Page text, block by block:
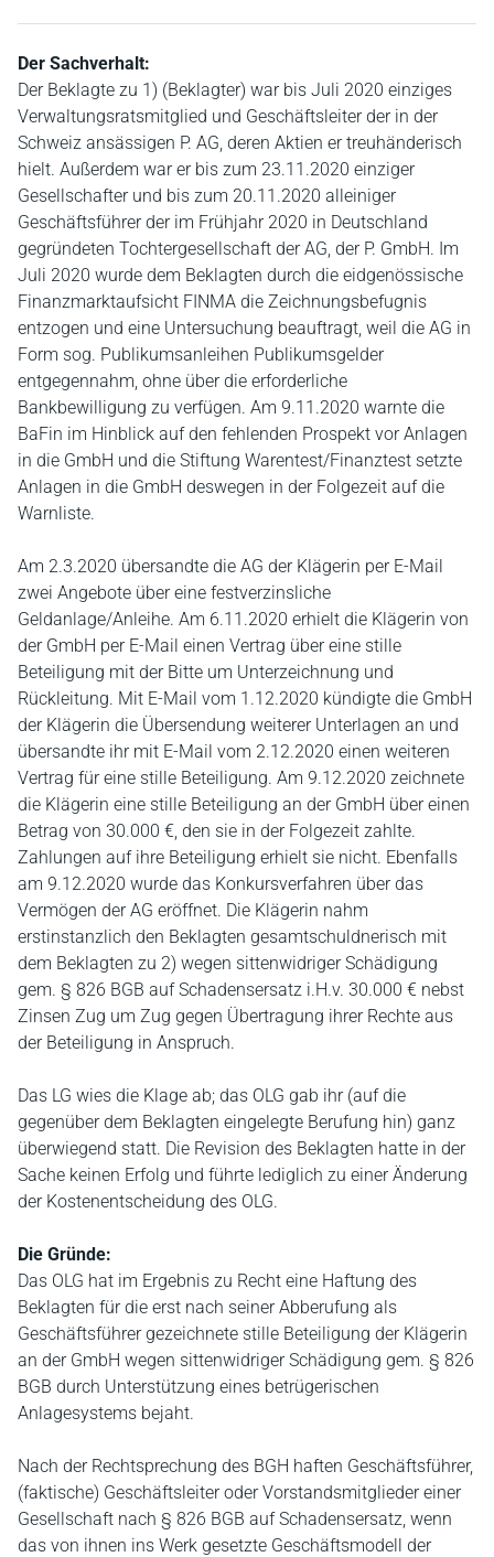
Der Sachverhalt:
Der Beklagte zu 1) (Beklagter) war bis Juli 2020 einziges
Verwaltungsratsmitglied und Geschäftsleiter der in der
Schweiz ansässigen P. AG, deren Aktien er treuhänderisch
hielt. Außerdem war er bis zum 23.11.2020 einziger
Gesellschafter und bis zum 20.11.2020 alleiniger
Geschäftsführer der im Frühjahr 2020 in Deutschland
gegründeten Tochtergesellschaft der AG, der P. GmbH. Im
Juli 2020 wurde dem Beklagten durch die eidgenössische
Finanzmarktaufsicht FINMA die Zeichnungsbefugnis
entzogen und eine Untersuchung beauftragt, weil die AG in
Form sog. Publikumsanleihen Publikumsgelder
entgegennahm, ohne über die erforderliche
Bankbewilligung zu verfügen. Am 9.11.2020 warnte die
BaFin im Hinblick auf den fehlenden Prospekt vor Anlagen
in die GmbH und die Stiftung Warentest/Finanztest setzte
Anlagen in die GmbH deswegen in der Folgezeit auf die
Warnliste.
Am 2.3.2020 übersandte die AG der Klägerin per E-Mail
zwei Angebote über eine festverzinsliche
Geldanlage/Anleihe. Am 6.11.2020 erhielt die Klägerin von
der GmbH per E-Mail einen Vertrag über eine stille
Beteiligung mit der Bitte um Unterzeichnung und
Rückleitung. Mit E-Mail vom 1.12.2020 kündigte die GmbH
der Klägerin die Übersendung weiterer Unterlagen an und
übersandte ihr mit E-Mail vom 2.12.2020 einen weiteren
Vertrag für eine stille Beteiligung. Am 9.12.2020 zeichnete
die Klägerin eine stille Beteiligung an der GmbH über einen
Betrag von 30.000 €, den sie in der Folgezeit zahlte.
Zahlungen auf ihre Beteiligung erhielt sie nicht. Ebenfalls
am 9.12.2020 wurde das Konkursverfahren über das
Vermögen der AG eröffnet. Die Klägerin nahm
erstinstanzlich den Beklagten gesamtschuldnerisch mit
dem Beklagten zu 2) wegen sittenwidriger Schädigung
gem. § 826 BGB auf Schadensersatz i.H.v. 30.000 € nebst
Zinsen Zug um Zug gegen Übertragung ihrer Rechte aus
der Beteiligung in Anspruch.
Das LG wies die Klage ab; das OLG gab ihr (auf die
gegenüber dem Beklagten eingelegte Berufung hin) ganz
überwiegend statt. Die Revision des Beklagten hatte in der
Sache keinen Erfolg und führte lediglich zu einer Änderung
der Kostenentscheidung des OLG.
Die Gründe:
Das OLG hat im Ergebnis zu Recht eine Haftung des
Beklagten für die erst nach seiner Abberufung als
Geschäftsführer gezeichnete stille Beteiligung der Klägerin
an der GmbH wegen sittenwidriger Schädigung gem. § 826
BGB durch Unterstützung eines betrügerischen
Anlagesystems bejaht.
Nach der Rechtsprechung des BGH haften Geschäftsführer,
(faktische) Geschäftsleiter oder Vorstandsmitglieder einer
Gesellschaft nach § 826 BGB auf Schadensersatz, wenn
das von ihnen ins Werk gesetzte Geschäftsmodell der